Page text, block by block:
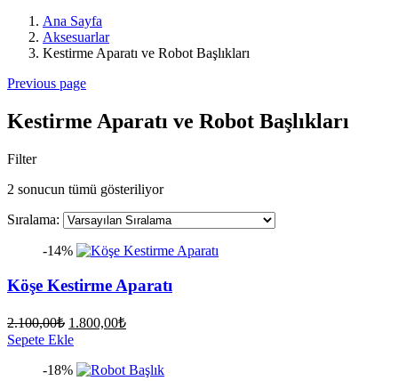
Ana Sayfa
Aksesuarlar
Kestirme Aparatı ve Robot Başlıkları
Previous page
Kestirme Aparatı ve Robot Başlıkları
Filter
2 sonucun tümü gösteriliyor
Sıralama:
-14%
Köşe Kestirme Aparatı
2.100,00₺ Orijinal
fiyat:
1.800,00₺Şu
1.800,00₺.
Sepete Ekle
-18%